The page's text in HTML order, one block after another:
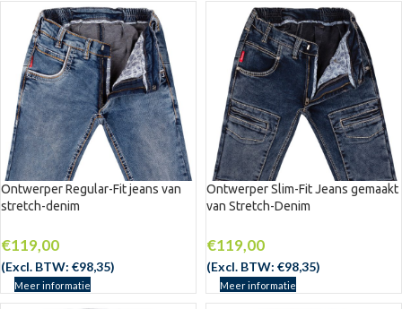
Ontwerper Regular-Fit jeans van
stretch-denim
€119,00
(Excl. BTW: €98,35)
Meer informatie
Ontwerper Slim-Fit Jeans gemaakt
van Stretch-Denim
€119,00
(Excl. BTW: €98,35)
Meer informatie